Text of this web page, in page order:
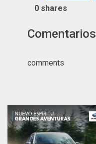
0 shares
Comentarios
comments